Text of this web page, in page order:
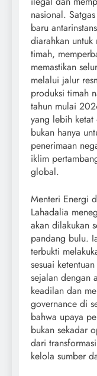
nasional.
baru
diarahkan untuk
timah,
memastikan
melalui jalur
produksi timah
tahun mulai
yang lebih ketat
bukan hanya
penerimaan
iklim
global.
Menteri Energi
Lahadalia
akan dilakukan
pandang bulu.
terbukti
sesuai
sejalan dengan
keadilan dan
governance di
bahwa upaya
bukan sekadar
dari
kelola sumber